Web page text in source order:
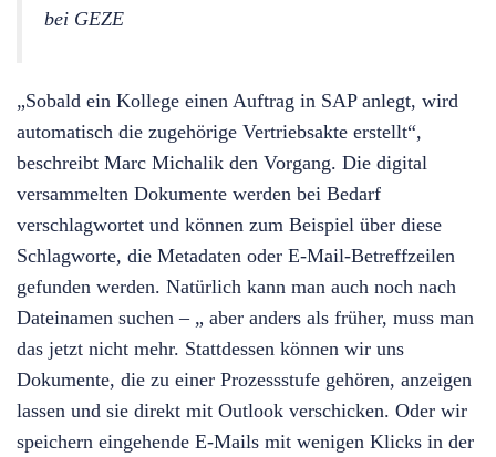
bei GEZE
„Sobald ein Kollege einen Auftrag in SAP anlegt, wird
automatisch die zugehörige Vertriebsakte erstellt“,
beschreibt Marc Michalik den Vorgang. Die digital
versammelten Dokumente werden bei Bedarf
verschlagwortet und können zum Beispiel über diese
Schlagworte, die Metadaten oder E-Mail-Betreffzeilen
gefunden werden. Natürlich kann man auch noch nach
Dateinamen suchen – „ aber anders als früher, muss man
das jetzt nicht mehr. Stattdessen können wir uns
Dokumente, die zu einer Prozessstufe gehören, anzeigen
lassen und sie direkt mit Outlook verschicken. Oder wir
speichern eingehende E-Mails mit wenigen Klicks in der